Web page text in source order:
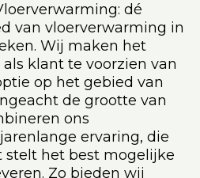
dé
van vloerverwarming in
Wij maken het
klant te voorzien van
op het gebied van
de grootte van
ons
ervaring, die
stelt het best mogelijke
Zo bieden wij